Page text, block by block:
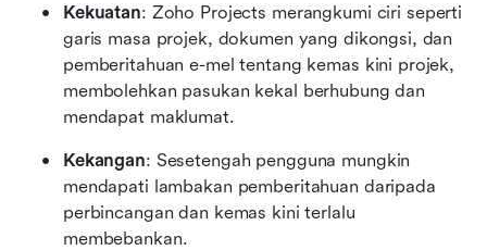
Kekuatan: Zoho Projects merangkumi ciri seperti
garis masa projek, dokumen yang dikongsi, dan
pemberitahuan e-mel tentang kemas kini projek,
membolehkan pasukan kekal berhubung dan
mendapat maklumat.
Kekangan: Sesetengah pengguna mungkin
mendapati lambakan pemberitahuan daripada
perbincangan dan kemas kini terlalu
membebankan.